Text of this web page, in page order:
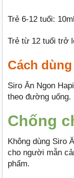
Trẻ 6-12 tuổi:
Trẻ từ 12 tuổi trở
Cách dùng
Siro Ăn Ngon
theo đường uống.
Chống
Không dùng Siro
cho người mẫn
phẩm.